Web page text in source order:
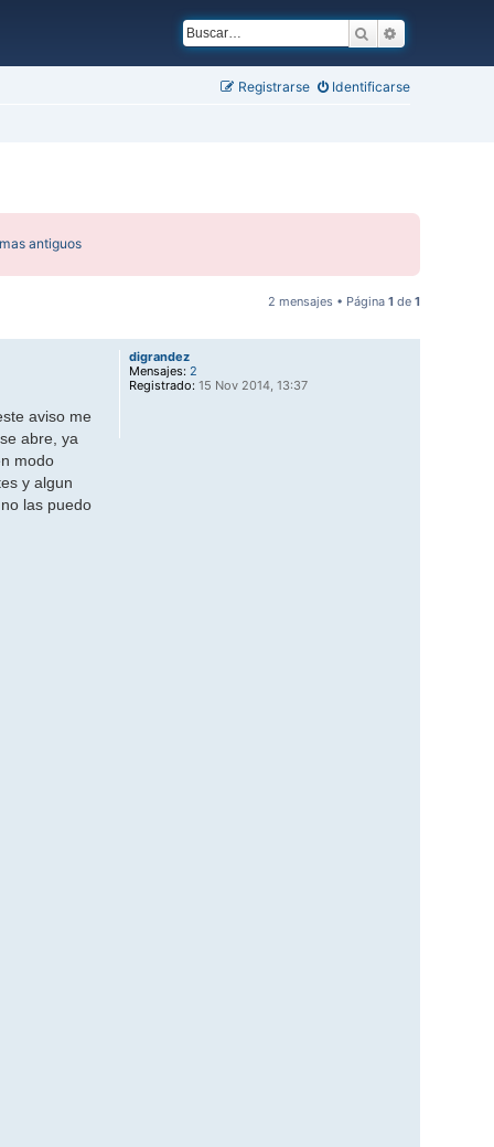
Buscar
Identificarse
Registrarse
antiguos
2 mensajes • Página 1 de 1
digrandez
Mensajes: 2
Registrado: 15 Nov 2014, 13:37
aviso me
abre, ya
modo
y algun
las puedo